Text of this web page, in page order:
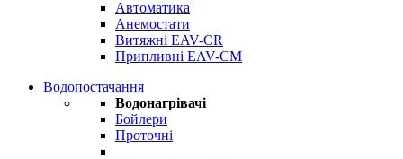
Автоматика
Анемостати
Витяжні EAV-CR
Припливні EAV-CM
Водопостачання
Водонагрівачі
Бойлери
Проточні